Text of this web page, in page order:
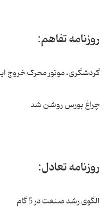
روزنامه تفاهم:
گردشگری، موتور محرک خروج
چراغ بورس روشن شد
روزنامه تعادل:
الگوی رشد صنعت در 5 گام